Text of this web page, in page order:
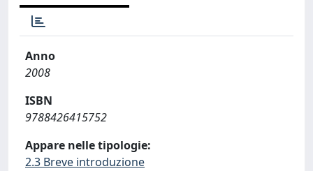
Anno
2008
ISBN
9788426415752
Appare nelle tipologie:
2.3 Breve introduzione